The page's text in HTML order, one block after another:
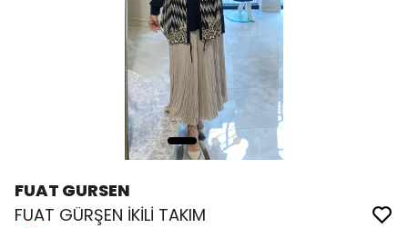
FUAT GURSEN
FUAT GÜRŞEN İKİLİ TAKIM